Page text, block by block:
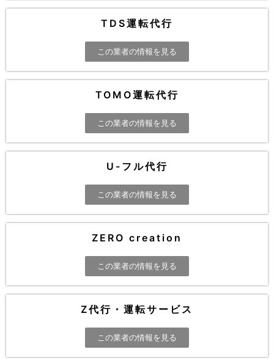
TDS運転代行
この業者の情報を見る
TOMO運転代行
この業者の情報を見る
U-フル代行
この業者の情報を見る
ZERO creation
この業者の情報を見る
Z代行・運転サービス
この業者の情報を見る